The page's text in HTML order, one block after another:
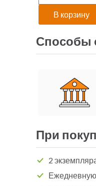
Способы
При
2
Ежедневную